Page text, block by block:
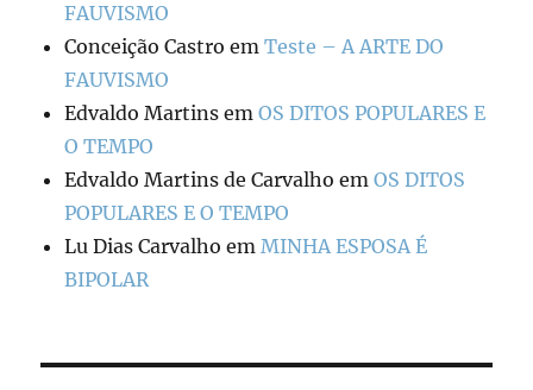
FAUVISMO
Conceição Castro emTeste – A ARTE DO
FAUVISMO
Edvaldo Martins emOS DITOS POPULARES E
O TEMPO
Edvaldo Martins de Carvalho emOS DITOS
POPULARES E O TEMPO
Lu Dias Carvalho emMINHA ESPOSA É
BIPOLAR